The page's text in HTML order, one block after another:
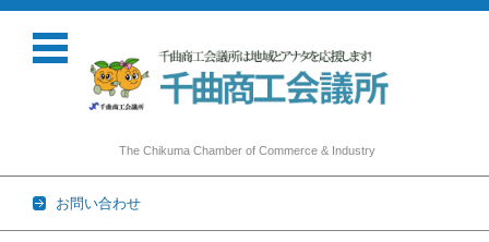
The Chikuma Chamber of Commerce & Industry
お問い合わせ